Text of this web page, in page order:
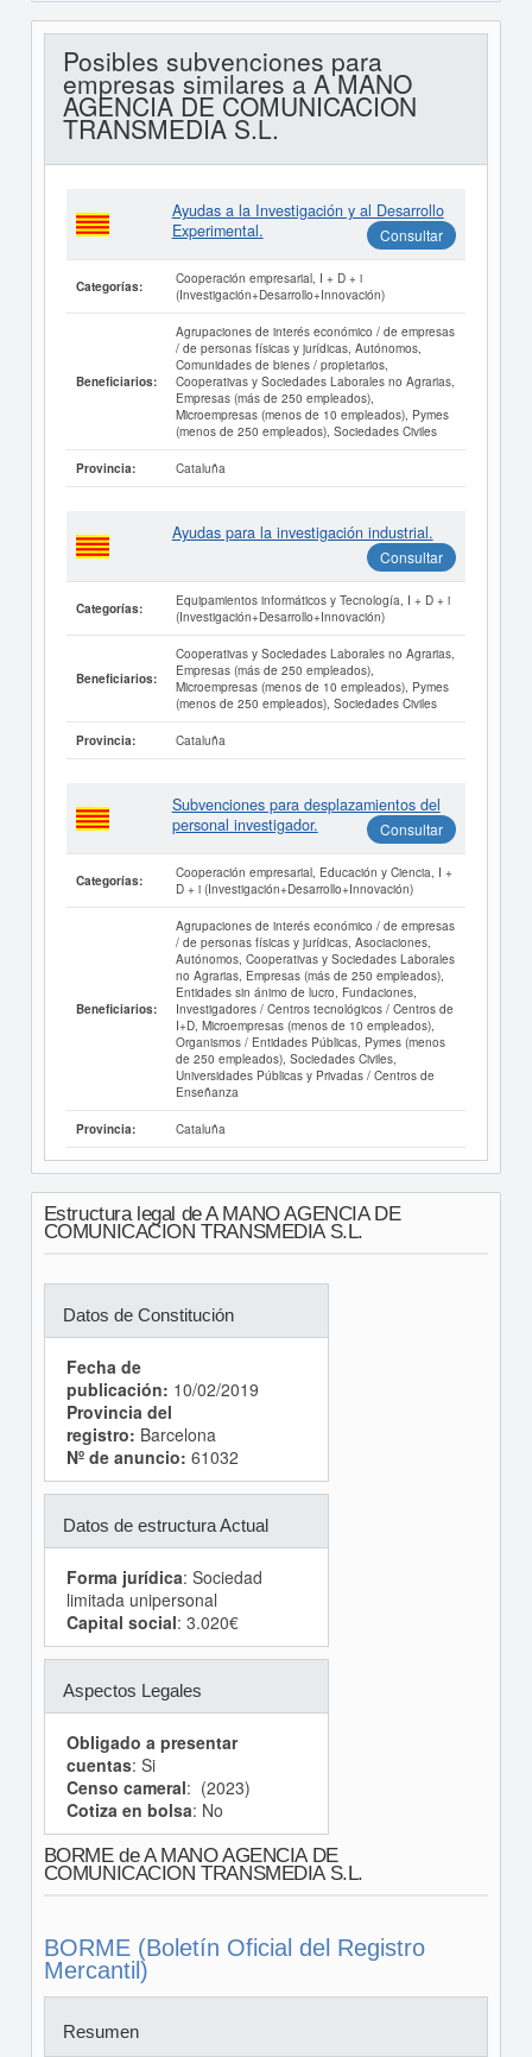
Posibles subvenciones para
empresas similares a A MANO
AGENCIA DE COMUNICACION
TRANSMEDIA S.L.
Ayudas a la Investigación y al Desarrollo
Experimental.
Consultar
Categorías:
Cooperación empresarial, I + D + i
(Investigación+Desarrollo+Innovación)
Beneficiarios:
Agrupaciones de interés económico / de empresas
/ de personas físicas y jurídicas, Autónomos,
Comunidades de bienes / propietarios,
Cooperativas y Sociedades Laborales no Agrarias,
Empresas (más de 250 empleados),
Microempresas (menos de 10 empleados), Pymes
(menos de 250 empleados), Sociedades Civiles
Provincia: Cataluña
Ayudas para la investigación industrial.
Consultar
Categorías:
Equipamientos informáticos y Tecnología, I + D + i
(Investigación+Desarrollo+Innovación)
Beneficiarios:
Cooperativas y Sociedades Laborales no Agrarias,
Empresas (más de 250 empleados),
Microempresas (menos de 10 empleados), Pymes
(menos de 250 empleados), Sociedades Civiles
Provincia: Cataluña
Subvenciones para desplazamientos del
personal investigador.
Consultar
Categorías:
Cooperación empresarial, Educación y Ciencia, I +
D + i (Investigación+Desarrollo+Innovación)
Beneficiarios:
Agrupaciones de interés económico / de empresas
/ de personas físicas y jurídicas, Asociaciones,
Autónomos, Cooperativas y Sociedades Laborales
no Agrarias, Empresas (más de 250 empleados),
Entidades sin ánimo de lucro, Fundaciones,
Investigadores / Centros tecnológicos / Centros de
I+D, Microempresas (menos de 10 empleados),
Organismos / Entidades Públicas, Pymes (menos
de 250 empleados), Sociedades Civiles,
Universidades Públicas y Privadas / Centros de
Enseñanza
Provincia: Cataluña
Estructura legal de A MANO AGENCIA DE
COMUNICACION TRANSMEDIA S.L.
Datos de Constitución
Fecha de
publicación: 10/02/2019
Provincia del
registro: Barcelona
Nº de anuncio: 61032
Datos de estructura Actual
Forma jurídica: Sociedad
limitada unipersonal
Capital social: 3.020€
Aspectos Legales
Obligado a presentar
cuentas: Si
Censo cameral: (2023)
Cotiza en bolsa: No
BORME de A MANO AGENCIA DE
COMUNICACION TRANSMEDIA S.L.
BORME (Boletín Oficial del Registro
Mercantil)
Resumen